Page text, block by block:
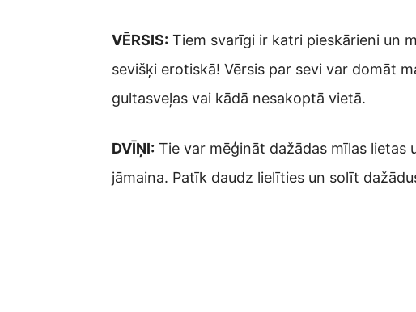
VĒRSIS: Tiem svarīgi ir katri pieskārieni un
sevišķi erotiskā! Vērsis par sevi var domāt
gultasveļas vai kādā nesakoptā vietā.
DVĪŅI: Tie var mēģināt dažādas mīlas lietas
jāmaina. Patīk daudz lielīties un solīt